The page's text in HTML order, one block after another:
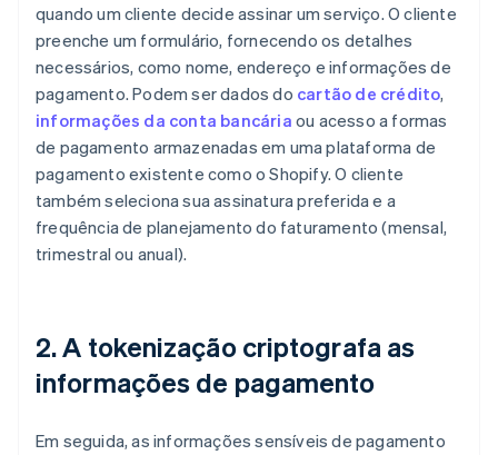
quando um cliente decide assinar um serviço. O cliente
preenche um formulário, fornecendo os detalhes
necessários, como nome, endereço e informações de
pagamento. Podem ser dados do cartão de crédito,
informações da conta bancária ou acesso a formas
de pagamento armazenadas em uma plataforma de
pagamento existente como o Shopify. O cliente
também seleciona sua assinatura preferida e a
frequência de planejamento do faturamento (mensal,
trimestral ou anual).
2. A tokenização criptografa as
informações de pagamento
Em seguida, as informações sensíveis de pagamento